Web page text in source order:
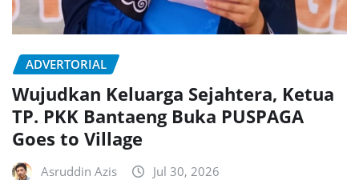
ADVERTORIAL
Wujudkan Keluarga Sejahtera, Ketua
TP. PKK Bantaeng Buka PUSPAGA
Goes to Village
Asruddin Azis Jul 30, 2026